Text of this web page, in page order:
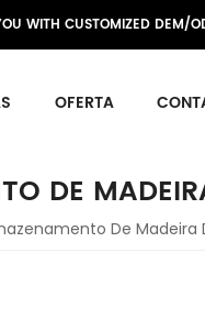
WITH CUSTOMIZED DEM/
OFERTA
DE
De Madeira